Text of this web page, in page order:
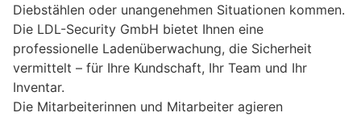
Diebstählen oder unangenehmen Situationen kommen.
Die LDL-Security GmbH bietet Ihnen eine
professionelle Ladenüberwachung, die Sicherheit
vermittelt – für Ihre Kundschaft, Ihr Team und Ihr
Inventar.
Die Mitarbeiterinnen und Mitarbeiter agieren